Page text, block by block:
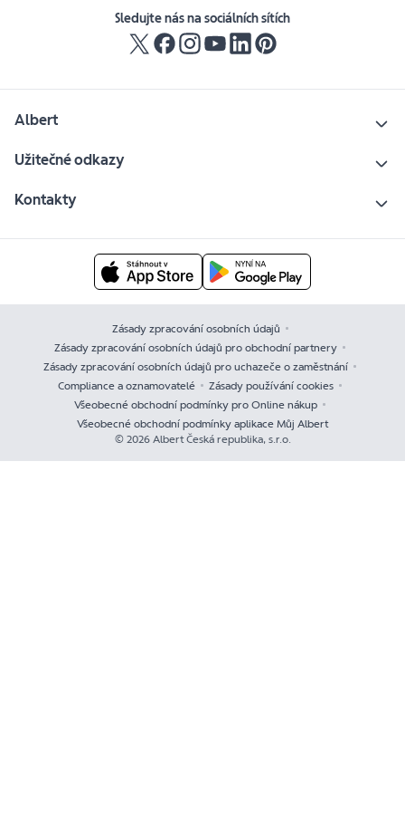
Sledujte nás na sociálních sítích
Albert
Užitečné odkazy
Kontakty
Zásady zpracování osobních údajů
Zásady zpracování osobních údajů pro obchodní partnery
Zásady zpracování osobních údajů pro uchazeče o zaměstnání
Compliance a oznamovatelé
Zásady používání cookies
Všeobecné obchodní podmínky pro Online nákup
Všeobecné obchodní podmínky aplikace Můj Albert
© 2026 Albert Česká republika, s.r.o.